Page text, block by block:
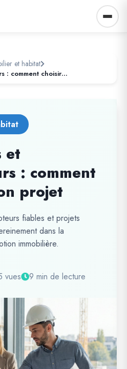
et habitat
Promoteurs et constructeurs : comment choisir le bon projet
et
: comment
projet
fiables et projets
dans la
immobilière.
vues 9 min de lecture